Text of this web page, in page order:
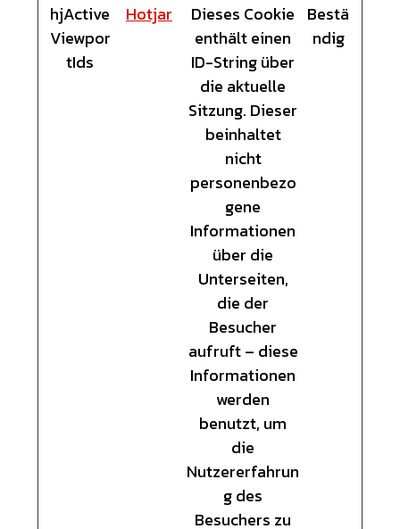
hjActive
Viewpor
tIds
Hotjar
Dieses Cookie
enthält einen
ID-String über
die aktuelle
Sitzung. Dieser
beinhaltet
nicht
personenbezo
gene
Informationen
über die
Unterseiten,
die der
Besucher
aufruft – diese
Informationen
werden
benutzt, um
die
Nutzererfahrun
g des
Besuchers zu
Bestä
ndig